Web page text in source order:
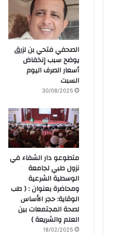
الصحفي فتحي بن لزرق
يوضح سبب إنخفاض
أسعار الصرف اليوم
السبت
30/08/2025
متطوعو دار الشفاء في
نزول طبي لجامعة
الوسطية الشرعية
ومحاضرة بعنوان : ( طب
الوقاية: حجر الأساس
لصحة المجتمعات بين
العلم والشريعة )
18/02/2025